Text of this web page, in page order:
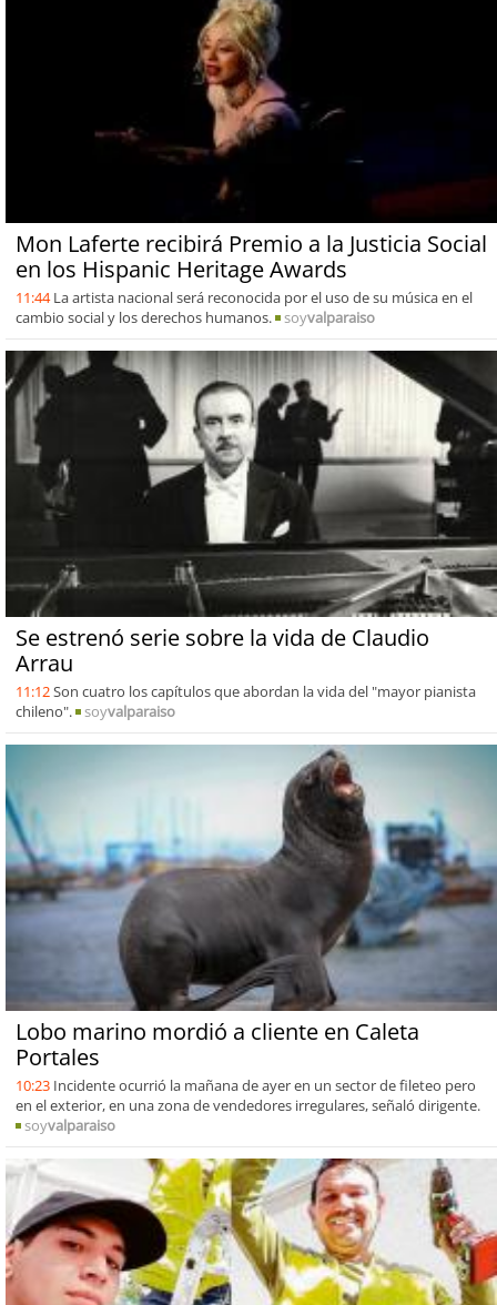
Mon Laferte recibirá Premio a la Justicia Social
en los Hispanic Heritage Awards
11:44 La artista nacional será reconocida por el uso de su música en el
cambio social y los derechos humanos.
soyvalparaiso
Se estrenó serie sobre la vida de Claudio
Arrau
11:12Son cuatro los capítulos que abordan la vida del "mayor pianista
chileno".
soyvalparaiso
Lobo marino mordió a cliente en Caleta
Portales
10:23 Incidente ocurrió la mañana de ayer en un sector de fileteo pero
en el exterior, en una zona de vendedores irregulares, señaló dirigente.
soyvalparaiso